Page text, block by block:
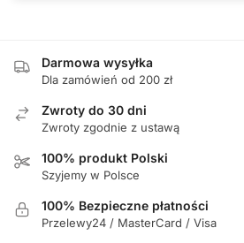
Darmowa wysyłka
Dla zamówień od 200 zł
Zwroty do 30 dni
Zwroty zgodnie z ustawą
100% produkt Polski
Szyjemy w Polsce
100% Bezpieczne płatności
Przelewy24 / MasterCard / Visa